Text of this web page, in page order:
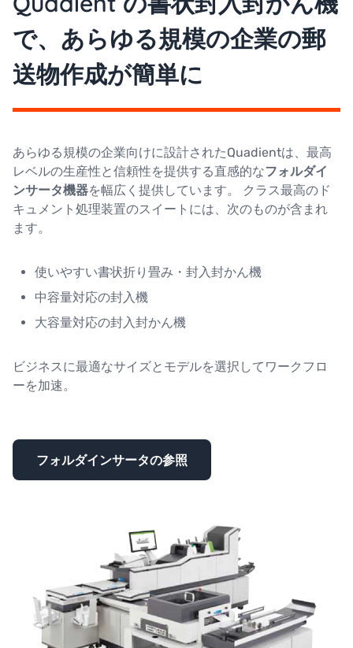
で、あらゆる規模の企業の郵
送物作成が簡単に
あらゆる規模の企業向けに設計されたQuadientは、最高
レベルの生産性と信頼性を提供する直感的なフォルダイ
ンサータ機器を幅広く提供しています。 クラス最高のド
キュメント処理装置のスイートには、次のものが含まれ
ます。
使いやすい書状折り畳み・封入封かん機
中容量対応の封入機
大容量対応の封入封かん機
ビジネスに最適なサイズとモデルを選択してワークフロ
ーを加速。
フォルダインサータの参照